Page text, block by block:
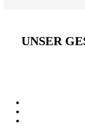
UNSER